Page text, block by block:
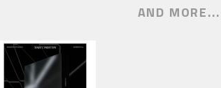
AND MORE...